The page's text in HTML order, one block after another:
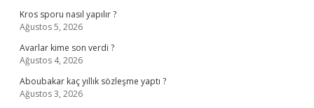
Kros sporu nasıl yapılır ?
Ağustos 5, 2026
Avarlar kime son verdi ?
Ağustos 4, 2026
Aboubakar kaç yıllık sözleşme yaptı ?
Ağustos 3, 2026